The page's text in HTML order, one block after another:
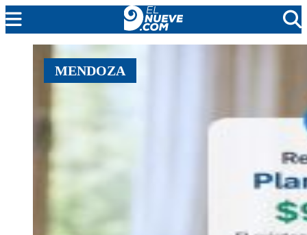
MENDOZA
CADA DÍA
NOTICIERO 9
EL NUEVE STREAMS
MENDOZA